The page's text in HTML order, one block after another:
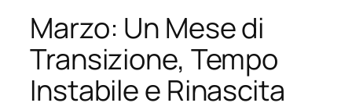
Marzo: Un Mese di
Transizione, Tempo
Instabile e Rinascita